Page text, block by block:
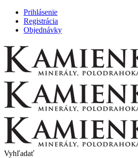
Prihlásenie
Registrácia
Objednávky
Vyhľadať